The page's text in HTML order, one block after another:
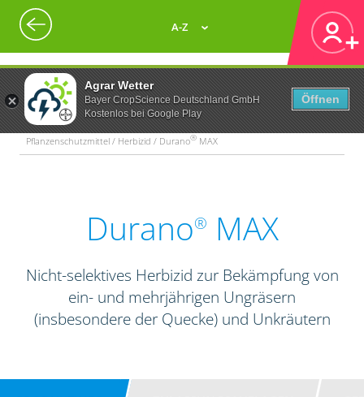
Agrar Wetter
Bayer CropScience Deutschland GmbH
Kostenlos bei Google Play
Öffnen
A-Z
Pflanzenschutzmittel / Herbizid / Durano® MAX
Durano® MAX
Nicht-selektives Herbizid zur Bekämpfung von
ein- und mehrjährigen Ungräsern
(insbesondere der Quecke) und Unkräutern